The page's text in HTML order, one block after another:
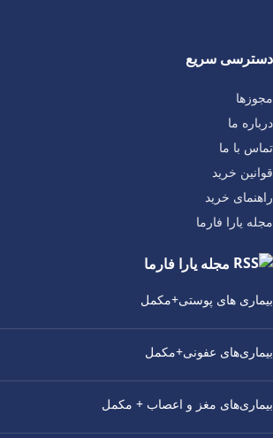
دسترسی سریع
مجوزها
درباره ما
تماس با ما
قوانین خرید
راهنمای خرید
مجله یارا فارما
مجله یارا فارما
بیماری‌ های پوستی+مکمل
بیماری‌های عفونی+مکمل
بیماری‌های مغز و اعصاب + مکمل